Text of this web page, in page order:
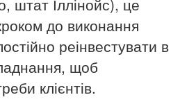
штат Іллінойс), це
до виконання
реінвестувати в
щоб
клієнтів.